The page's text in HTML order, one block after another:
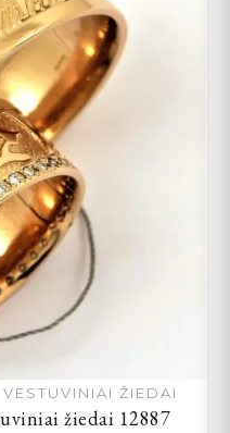
ŽIEDAI
žiedai 12887